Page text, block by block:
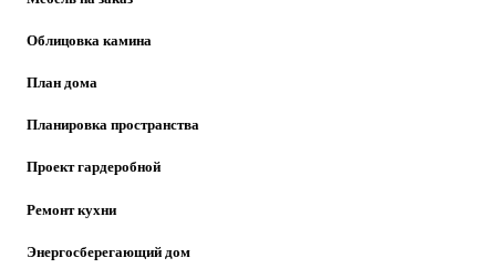
Облицовка камина
План дома
Планировка пространства
Проект гардеробной
Ремонт кухни
Энергосберегающий дом